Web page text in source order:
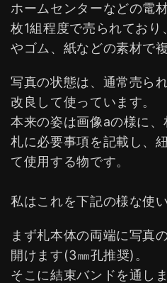
ホームセンターなどの電
枚1組程度で売られてお
やゴム、紙などの素材で
写真の状態は、通常売ら
改良して使っています。
本来の姿は画像aの様に、
札に必要事項を記載し、
て使用する物です。
私はこれを下記の様な使
まず札本体の両端に写真
開けます(3㎜孔推奨)。
そこに結束バンドを通しま